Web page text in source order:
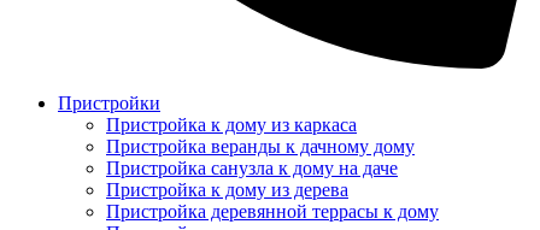
Пристройки
Пристройка к дому из каркаса
Пристройка веранды к дачному дому
Пристройка санузла к дому на даче
Пристройка к дому из дерева
Пристройка деревянной террасы к дому